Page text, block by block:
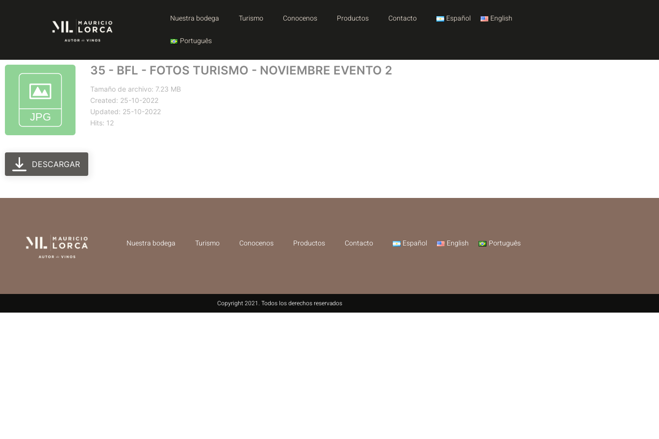
Nuestra bodega Turismo Conocenos Productos Contacto Español English
Português
35 - BFL - FOTOS TURISMO - NOVIEMBRE EVENTO 2
Tamaño de archivo: 7.23 MB
Created: 25-10-2022
Updated: 25-10-2022
Hits: 12
DESCARGAR
Nuestra bodega Turismo Conocenos Productos Contacto Español English Português
Copyright 2021. Todos los derechos reservados